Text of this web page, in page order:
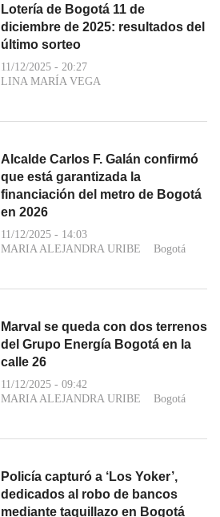
Lotería de Bogotá 11 de
diciembre de 2025: resultados del
último sorteo
11/12/2025 - 20:27
LINA MARÍA VEGA
Alcalde Carlos F. Galán confirmó
que está garantizada la
financiación del metro de Bogotá
en 2026
11/12/2025 - 14:03
MARIA ALEJANDRA URIBE
Bogotá
Marval se queda con dos terrenos
del Grupo Energía Bogotá en la
calle 26
11/12/2025 - 09:42
MARIA ALEJANDRA URIBE
Bogotá
Policía capturó a ‘Los Yoker’,
dedicados al robo de bancos
mediante taquillazo en Bogotá